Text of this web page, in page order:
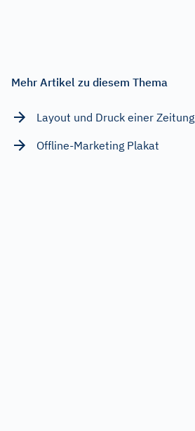
Mehr Artikel zu diesem Thema
Layout und Druck einer Zeitung
Offline-Marketing Plakat